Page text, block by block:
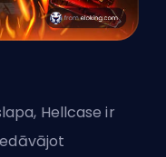
Hellcase ir